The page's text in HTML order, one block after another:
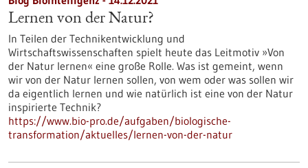
Lernen von der Natur?
In Teilen der Technikentwicklung und
Wirtschaftswissenschaften spielt heute das Leitmotiv »Von
der Natur lernen« eine große Rolle. Was ist gemeint, wenn
wir von der Natur lernen sollen, von wem oder was sollen wir
da eigentlich lernen und wie natürlich ist eine von der Natur
inspirierte Technik?
https://www.bio-pro.de/aufgaben/biologische-
transformation/aktuelles/lernen-von-der-natur